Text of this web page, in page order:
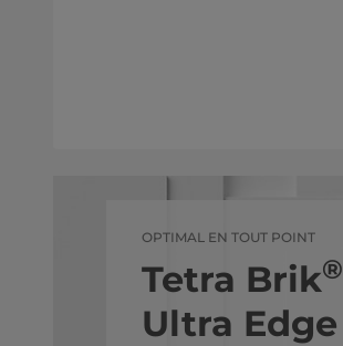
OPTIMAL EN TOUT POINT
Tetra Brik®
Ultra Edge